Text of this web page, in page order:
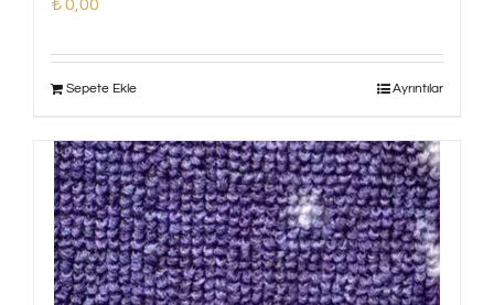
₺0,00
Sepete Ekle Ayrıntılar